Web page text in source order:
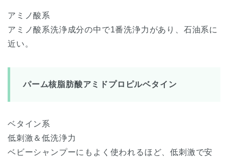
アミノ酸系
アミノ酸系洗浄成分の中で1番洗浄力があり、石油系に
近い。
パーム核脂肪酸アミドプロピルベタイン
ベタイン系
低刺激＆低洗浄力
ベビーシャンプーにもよく使われるほど、低刺激で安